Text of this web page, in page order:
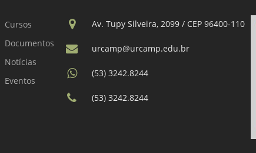
Cursos
Documentos
Notícias
Eventos
Av. Tupy Silveira, 2099 / CEP 96400-110
urcamp@urcamp.edu.br
(53) 3242.8244
(53) 3242.8244